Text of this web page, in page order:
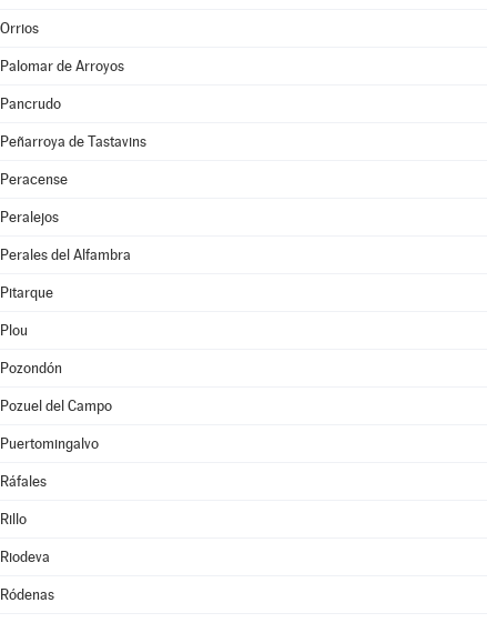
Orrios
Palomar de Arroyos
Pancrudo
Peñarroya de Tastavins
Peracense
Peralejos
Perales del Alfambra
Pitarque
Plou
Pozondón
Pozuel del Campo
Puertomingalvo
Ráfales
Rillo
Riodeva
Ródenas